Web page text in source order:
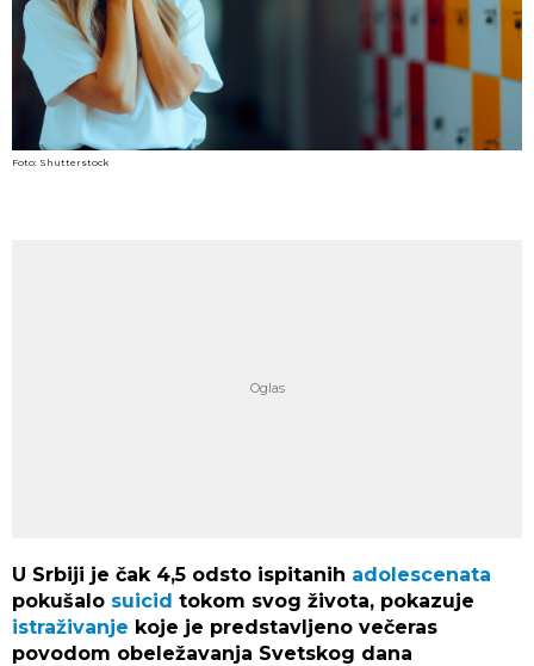
Foto: Shutterstock
U Srbiji je čak 4,5 odsto ispitanih adolescenata
pokušalo suicid tokom svog života, pokazuje
istraživanje koje je predstavljeno večeras
povodom obeležavanja Svetskog dana